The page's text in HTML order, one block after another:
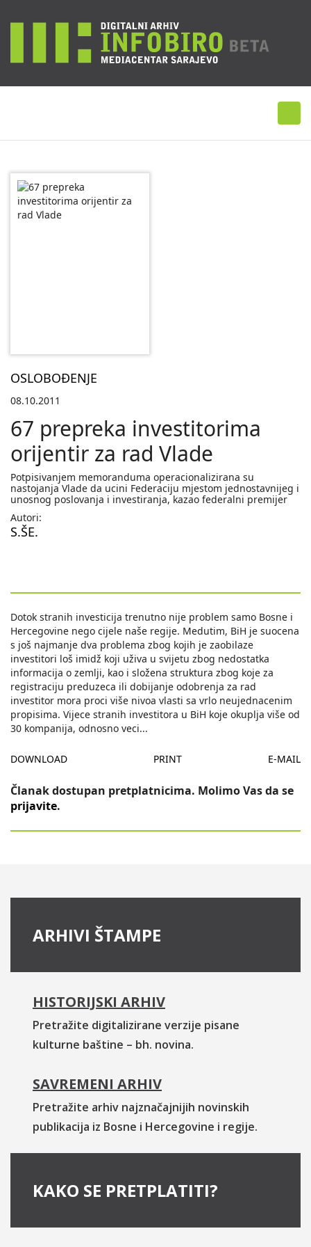
OSLOBOĐENJE
08.10.2011
67 prepreka investitorima
orijentir za rad Vlade
Potpisivanjem memoranduma operacionalizirana su
nastojanja Vlade da ucini Federaciju mjestom jednostavnijeg i
unosnog poslovanja i investiranja, kazao federalni premijer
Autori:
S.ŠE.
Dotok stranih investicija trenutno nije problem samo Bosne i
Hercegovine nego cijele naše regije. Medutim, BiH je suocena
s još najmanje dva problema zbog kojih je zaobilaze
investitori loš imidž koji uživa u svijetu zbog nedostatka
informacija o zemlji, kao i složena struktura zbog koje za
registraciju preduzeca ili dobijanje odobrenja za rad
investitor mora proci više nivoa vlasti sa vrlo neujednacenim
propisima. Vijece stranih investitora u BiH koje okuplja više od
30 kompanija, odnosno veci...
DOWNLOAD PRINT E-MAIL
Članak dostupan pretplatnicima. Molimo Vas da se
prijavite.
ARHIVI ŠTAMPE
HISTORIJSKI ARHIV
Pretražite digitalizirane verzije pisane
kulturne baštine – bh. novina.
SAVREMENI ARHIV
Pretražite arhiv najznačajnijih novinskih
publikacija iz Bosne i Hercegovine i regije.
KAKO SE PRETPLATITI?